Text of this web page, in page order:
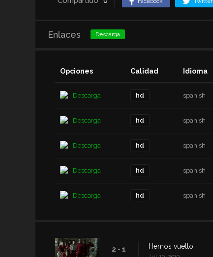
Enlaces Descarga
Opciones Calidad Idioma
Descarga hd spanish
Descarga hd spanish
Descarga hd spanish
Descarga hd spanish
Descarga hd spanish
2 - 1 Hemos vuelto